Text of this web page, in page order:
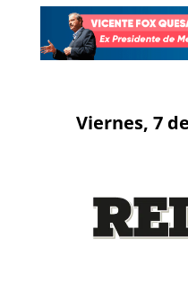
Viernes, 7